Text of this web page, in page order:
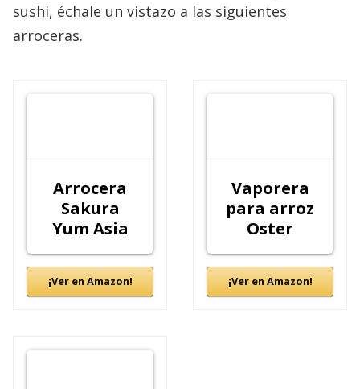
sushi, échale un vistazo a las siguientes
arroceras.
Arrocera
Sakura
Yum Asia
¡Ver en Amazon!
Vaporera
para arroz
Oster
¡Ver en Amazon!